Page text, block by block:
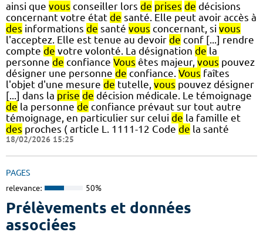
ainsi que vous conseiller lors de prises de décisions
concernant votre état de santé. Elle peut avoir accès à
des informations de santé vous concernant, si vous
l'acceptez. Elle est tenue au devoir de conf [...] rendre
compte de votre volonté. La désignation de la
personne de confiance Vous êtes majeur, vous pouvez
désigner une personne de confiance. Vous faîtes
l'objet d'une mesure de tutelle, vous pouvez désigner
[...] dans la prise de décision médicale. Le témoignage
de la personne de confiance prévaut sur tout autre
témoignage, en particulier sur celui de la famille et
des proches ( article L. 1111-12 Code de la santé
18/02/2026 15:25
PAGES
relevance: 50%
Prélèvements et données
associées